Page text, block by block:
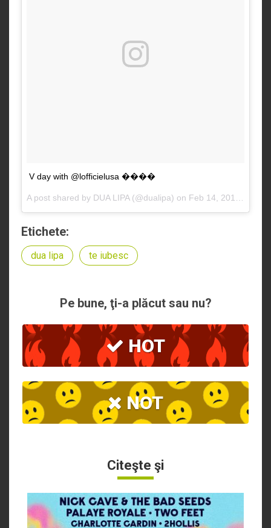
V day with @lofficielusa ����
A post shared by DUA LIPA(@dualipa) on Feb 14, 2018 at 1:34pm PST
Etichete:
dua lipa te iubesc
Pe bune, ţi-a plăcut sau nu?
HOT
NOT
Citeşte şi